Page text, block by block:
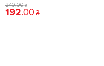
240.00 ₴
192.00 ₴